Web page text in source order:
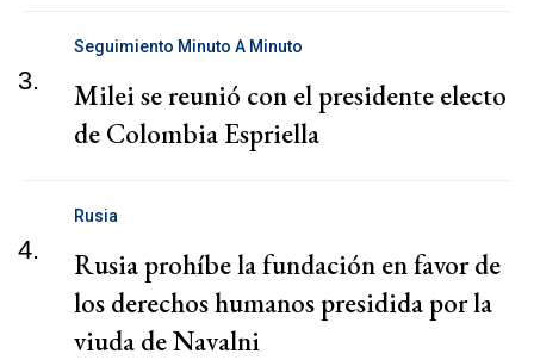
3.
Seguimiento Minuto A Minuto
Milei se reunió con el presidente electo
de Colombia Espriella
4.
Rusia
Rusia prohíbe la fundación en favor de
los derechos humanos presidida por la
viuda de Navalni